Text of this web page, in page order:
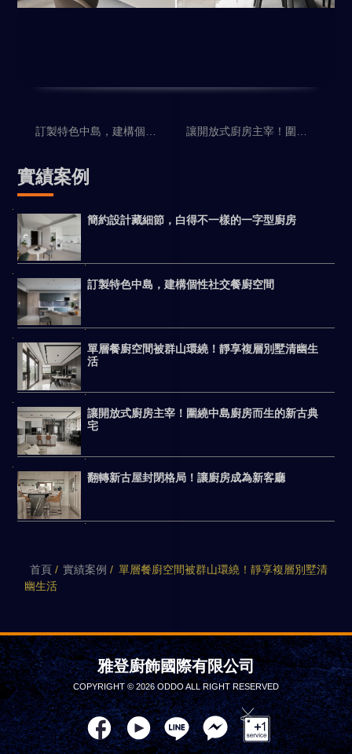
實績案例
簡約設計藏細節，白得不一樣的一字型廚房
訂製特色中島，建構個性社交餐廚空間
單層餐廚空間被群山環繞！靜享複層別墅清幽生
活
讓開放式廚房主宰！圍繞中島廚房而生的新古典
宅
翻轉新古屋封閉格局！讓廚房成為新客廳
首頁 實績案例
單層餐廚空間被群山環繞！靜享複層別墅清
幽生活
雅登廚飾國際有限公司
COPYRIGHT © 2026 ODDO ALL RIGHT RESERVED